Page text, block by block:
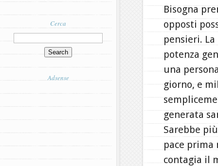
Cerca
Adsense
Bisogna
opposti
pensieri.
potenza
una
giorno, e
generata
Sarebbe
pace prima
contagia il